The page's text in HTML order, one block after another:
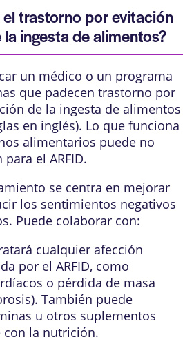
trastorno por evitación
ingesta de alimentos?
un médico o un programa
que padecen trastorno por
de la ingesta de alimentos
en inglés). Lo que funciona
alimentarios puede no
el ARFID.
se centra en mejorar
los sentimientos negativos
Puede colaborar con:
cualquier afección
por el ARFID, como
o pérdida de masa
También puede
u otros suplementos
con la nutrición.